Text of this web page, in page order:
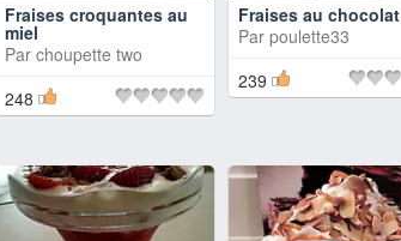
Fraises croquantes au
miel
Par choupette two
248
Fraises au chocolat
Par poulette33
239